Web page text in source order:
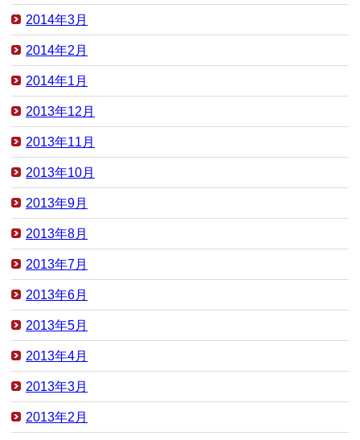
2014年3月
2014年2月
2014年1月
2013年12月
2013年11月
2013年10月
2013年9月
2013年8月
2013年7月
2013年6月
2013年5月
2013年4月
2013年3月
2013年2月